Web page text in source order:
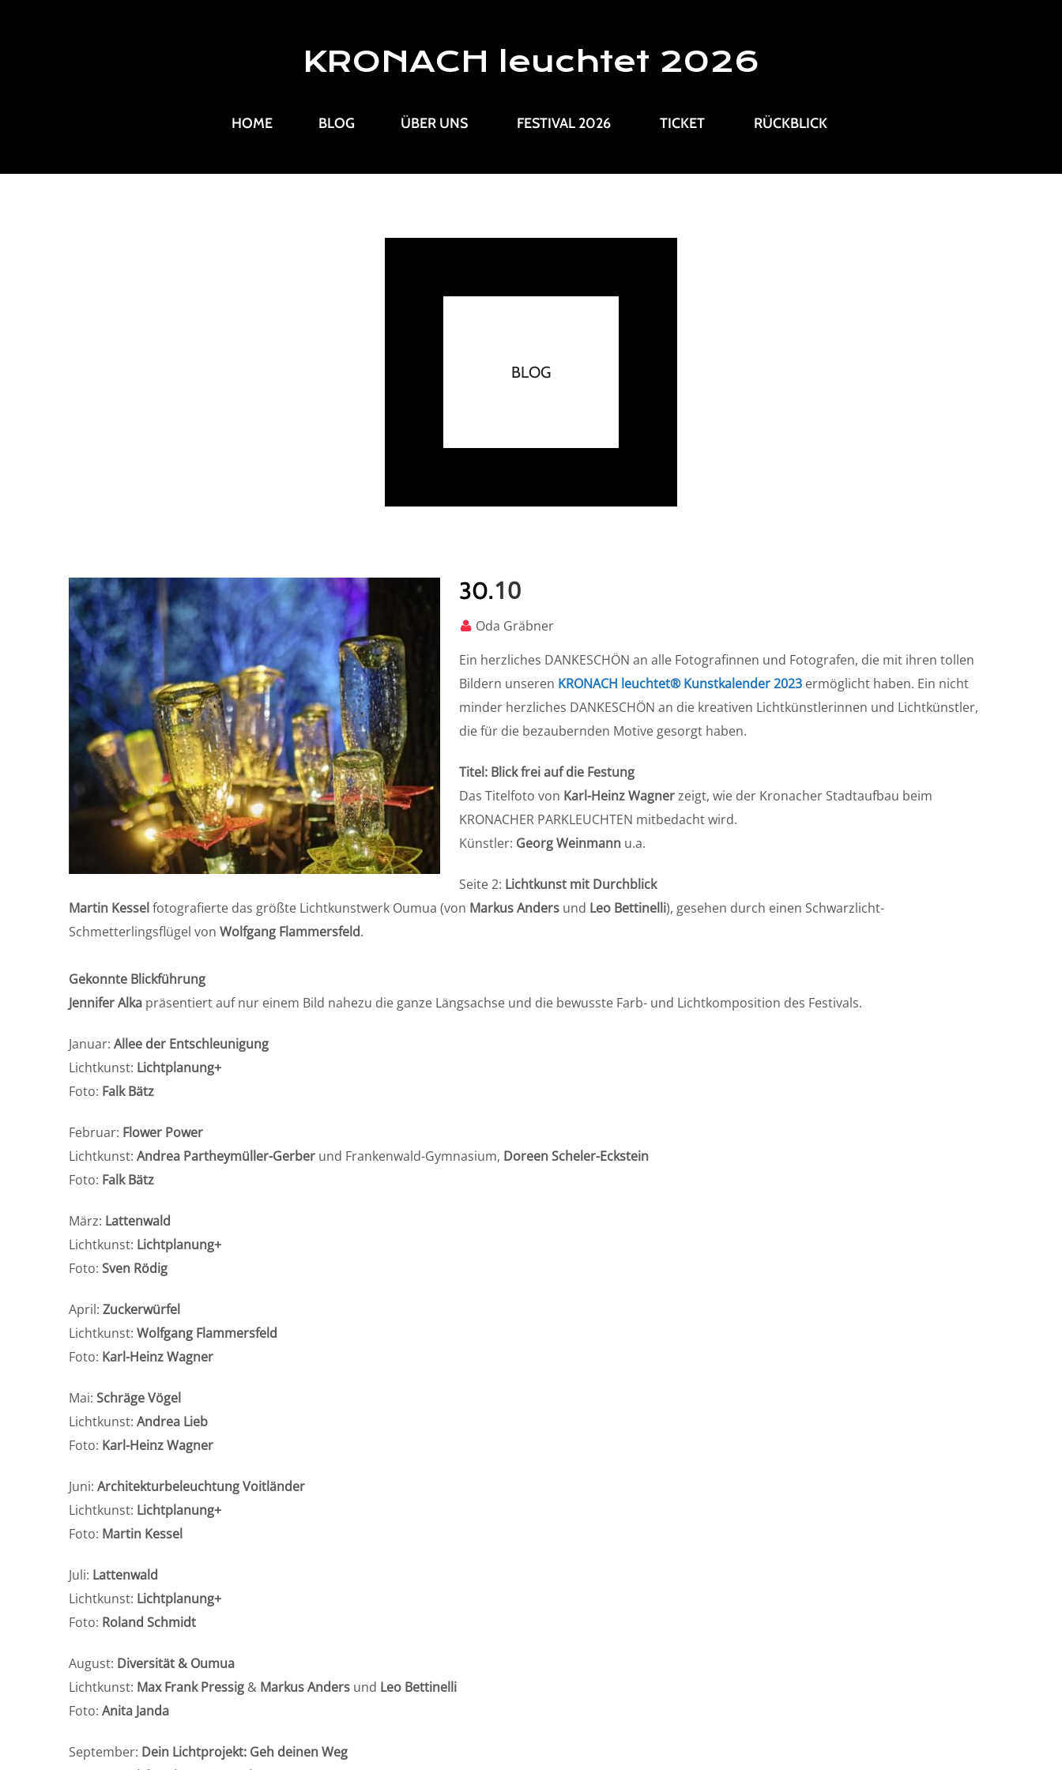
KRONACH leuchtet 2026
HOME BLOG ÜBER UNS FESTIVAL 2026 TICKET RÜCKBLICK
BLOG
30.10
Oda Gräbner
Ein herzliches DANKESCHÖN an alle Fotografinnen und Fotografen, die mit ihren tollen
Bildern unseren KRONACH leuchtet® Kunstkalender 2023 ermöglicht haben. Ein nicht
minder herzliches DANKESCHÖN an die kreativen Lichtkünstlerinnen und Lichtkünstler,
die für die bezaubernden Motive gesorgt haben.
Titel: Blick frei auf die Festung
Das Titelfoto von Karl-Heinz Wagnerzeigt, wie der Kronacher Stadtaufbau beim
KRONACHER PARKLEUCHTEN mitbedacht wird.
Künstler: Georg Weinmann u.a.
Seite 2: Lichtkunst mit Durchblick
Martin Kessel fotografierte das größte Lichtkunstwerk Oumua (von Markus Anders und Leo Bettinelli), gesehen durch einen Schwarzlicht-
Schmetterlingsflügel von Wolfgang Flammersfeld.
Gekonnte Blickführung
Jennifer Alka präsentiert auf nur einem Bild nahezu die ganze Längsachse und die bewusste Farb- und Lichtkomposition des Festivals.
Januar: Allee der Entschleunigung
Lichtkunst: Lichtplanung+
Foto: Falk Bätz
Februar: Flower Power
Lichtkunst: Andrea Partheymüller-Gerber und Frankenwald-Gymnasium, Doreen Scheler-Eckstein
Foto: Falk Bätz
März: Lattenwald
Lichtkunst: Lichtplanung+
Foto: Sven Rödig
April: Zuckerwürfel
Lichtkunst: Wolfgang Flammersfeld
Foto: Karl-Heinz Wagner
Mai: Schräge Vögel
Lichtkunst: Andrea Lieb
Foto: Karl-Heinz Wagner
Juni: Architekturbeleuchtung Voitländer
Lichtkunst: Lichtplanung+
Foto: Martin Kessel
Juli: Lattenwald
Lichtkunst: Lichtplanung+
Foto: Roland Schmidt
August: Diversität & Oumua
Lichtkunst: Max Frank Pressig & Markus Anders und Leo Bettinelli
Foto: Anita Janda
September: Dein Lichtprojekt: Geh deinen Weg